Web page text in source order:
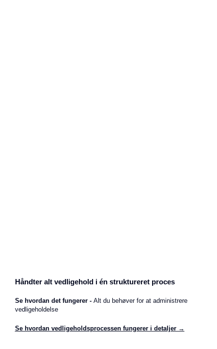
Håndter alt vedligehold i én struktureret proces
Se hvordan det fungerer - Alt du behøver for at administrere
vedligeholdelse
Se hvordan vedligeholdsprocessen fungerer i detaljer →